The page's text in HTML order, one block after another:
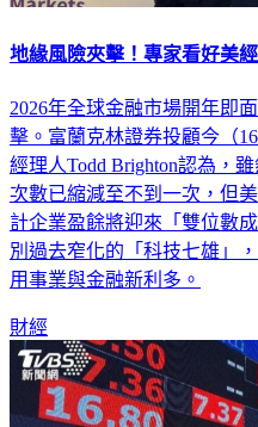
地緣風險夾擊！專家看好美
2026年全球金融市場開年即
擊。富蘭克林證券投顧今（
經理人Todd Brighton認為，
次數已縮減至不到一次，但
計企業盈餘將迎來「雙位數
別過去窄化的「科技七雄」
用事業與金融新利多。
財經